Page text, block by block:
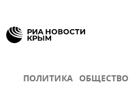
ПОЛИТИКА ОБЩЕСТВО